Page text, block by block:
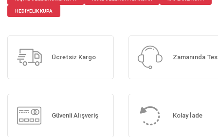
HEDIYELIK KUPA
Ücretsiz Kargo Zamanında
Güvenli Alışveriş Kolay İade